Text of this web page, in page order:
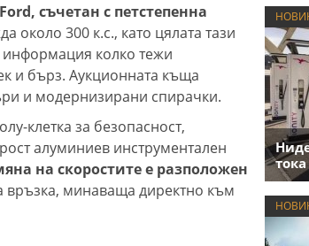
съчетан с петстепенна
около 300 к.с., като цялата тази
колко тежи
и бърз. Аукционната къща
и модернизирани спирачки.
клетка за безопасност,
алуминиев инструментален
на скоростите е разположен
връзка, минаваща директно към